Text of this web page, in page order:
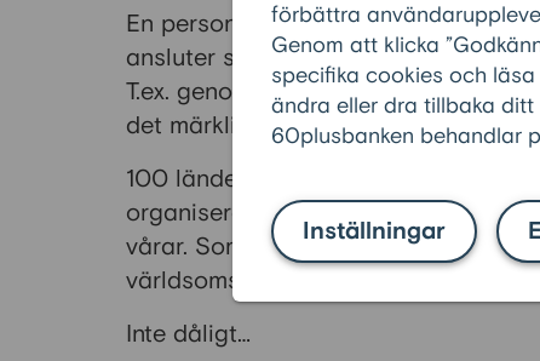
förbättra
Genom att klicka
specifika cookies och
ändra eller dra tillbaka
60plusbanken behandlar
Inställningar
En person kan ju inte göra någon
ansluter sig märks skillnaden. Och
T.ex. genom att tävla. Vem har
det märkligaste skräpet?
100 länder har anslutit sig till
organiserade ploggargrupper. Ett
vårar. Som bland mycket annat kan
världsomspännande succérörelse
Inte dåligt…